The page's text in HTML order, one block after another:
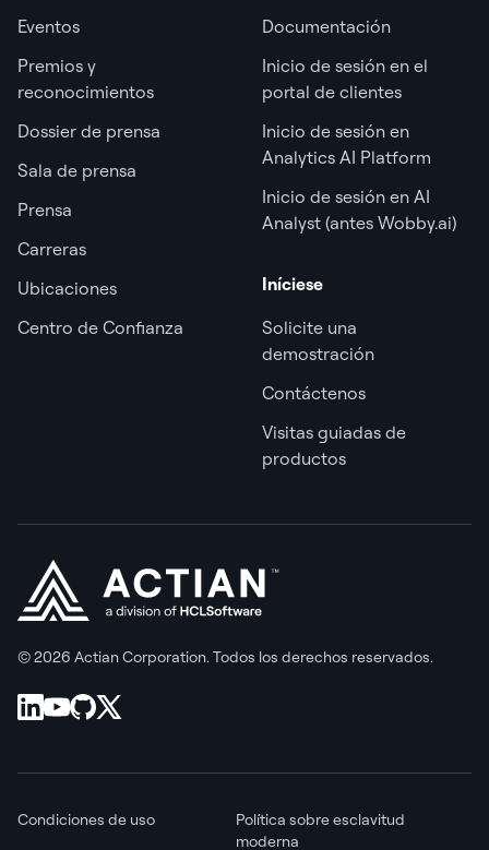
Eventos
Premios y
reconocimientos
Dossier de prensa
Sala de prensa
Prensa
Carreras
Ubicaciones
Centro de Confianza
Documentación
Inicio de sesión en el
portal de clientes
Inicio de sesión en
Analytics AI Platform
Inicio de sesión en AI
Analyst (antes Wobby.ai)
Iníciese
Solicite una
demostración
Contáctenos
Visitas guiadas de
productos
© 2026 Actian Corporation. Todos los derechos reservados.
Condiciones de uso
Política sobre esclavitud
moderna